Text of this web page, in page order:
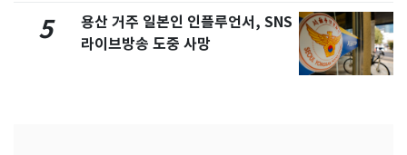
5
용산 거주 일본인 인플루언서, SNS
라이브방송 도중 사망